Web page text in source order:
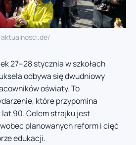
aktualnosci.de/
27–28 stycznia w szkołach
odbywa się dwudniowy
oświaty. To
które przypomina
90. Celem strajku jest
planowanych reform i cięć
edukacji.